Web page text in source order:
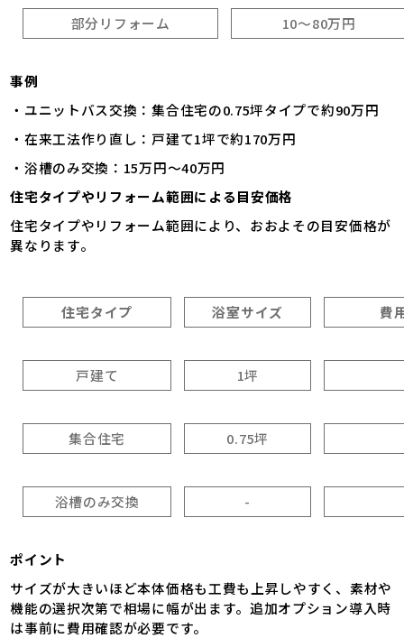
部分リフォーム 10～80万円
事例
・ユニットバス交換：集合住宅の0.75坪タイプで約90万円
・在来工法作り直し：戸建て1坪で約170万円
・浴槽のみ交換：15万円～40万円
住宅タイプやリフォーム範囲による目安価格
住宅タイプやリフォーム範囲により、おおよその目安価格が
異なります。
住宅タイプ 浴室サイズ 費
戸建て 1坪
集合住宅 0.75坪
浴槽のみ交換 -
ポイント
サイズが大きいほど本体価格も工費も上昇しやすく、素材や
機能の選択次第で相場に幅が出ます。追加オプション導入時
は事前に費用確認が必要です。